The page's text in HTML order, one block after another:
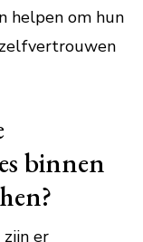
helpen om hun
binnen
zijn er